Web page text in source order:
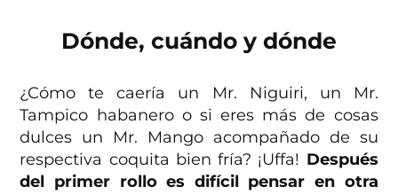
Dónde, cuándo y dónde
¿Cómo te caería un Mr. Niguiri, un Mr.
Tampico habanero o si eres más de cosas
dulces un Mr. Mango acompañado de su
respectiva coquita bien fría? ¡Uffa! Después
del primer rollo es difícil pensar en otra